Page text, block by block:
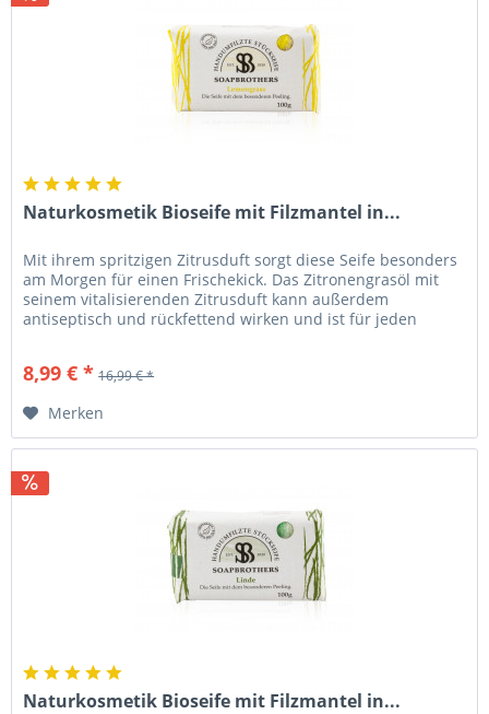
Naturkosmetik Bioseife mit Filzmantel in...
Mit ihrem spritzigen Zitrusduft sorgt diese Seife besonders
am Morgen für einen Frischekick. Das Zitronengrasöl mit
seinem vitalisierenden Zitrusduft kann außerdem
antiseptisch und rückfettend wirken und ist für jeden
8,99 € * 16,99 € *
Merken
Naturkosmetik Bioseife mit Filzmantel in...